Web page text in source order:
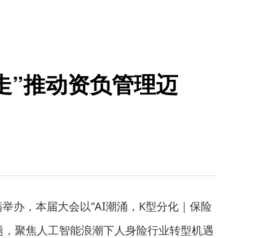
”推动资负管理迈
办，本届大会以“AI潮涌，K型分化｜保险
聚焦人工智能浪潮下人身险行业转型机遇